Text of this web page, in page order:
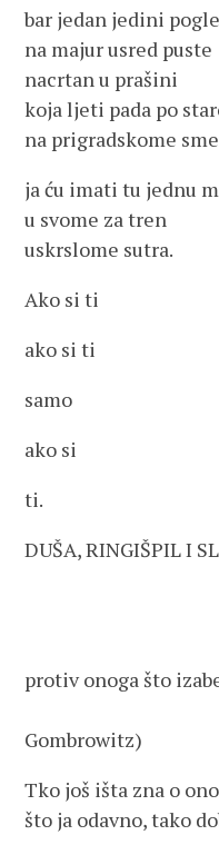
bar jedan jedini
na majur usred puste
nacrtan u prašini
koja ljeti pada po
na prigradskome
ja ću imati tu jednu
u svome za tren
uskrslome sutra.
Ako si ti
ako si ti
samo
ako si
ti.
DUŠA, RINGIŠPIL I
Niki
protiv onoga što
Gombrowitz)
Tko još išta zna o
što ja odavno, tako